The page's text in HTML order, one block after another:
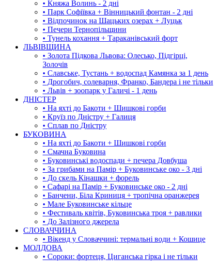
• Княжа Волинь - 2 дні
• Парк Софіївка + Вінницький фонтан - 2 дні
• Відпочинок на Шацьких озерах + Луцьк
• Печери Тернопільщини
• Тунель кохання + Тараканівський форт
ЛЬВІВЩИНА
• Золота Підкова Львова: Олесько, Підгірці,
Золочів
• Славське, Тустань + водоспад Камянка за 1 день
• Дрогобич, солеварня, Франко, Бандера і не тільки
• Львів + зоопарк у Галичі - 1 день
ДНІСТЕР
• На яхті до Бакоти + Шишкові горби
• Круїз по Дністру + Галиця
• Сплав по Дністру
БУКОВИНА
• На яхті до Бакоти + Шишкові горби
• Смачна Буковина
• Буковинські водоспади + печера Довбуша
• За грибами на Памір + Буковинське око - 3 дні
• До скель Кінашки + форель
• Сафарі на Памір + Буковинське око - 2 дні
• Банчени, Біла Криниця + тропічна оранжерея
• Мале Буковинське кільце
• Фестиваль квітів, Буковинська троя + равлики
• До Залізного джерела
СЛОВАЧЧИНА
• Вікенд у Словаччині: термальні води + Кошице
МОЛДОВА
• Сороки: фортеця, Циганська гірка і не тільки